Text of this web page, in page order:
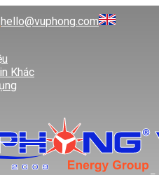
hello@vuphong.com
Khác